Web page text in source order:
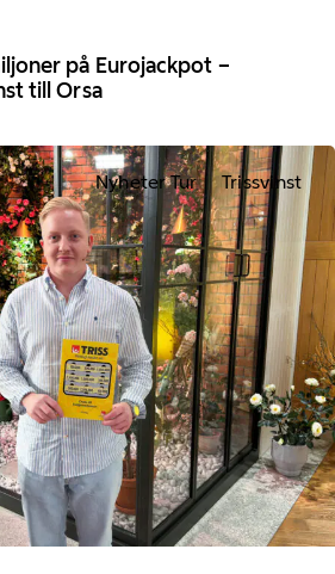
på Eurojackpot –
till Orsa
Nyheter Tur Trissvinst